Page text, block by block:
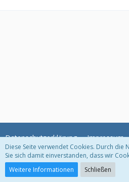
Datenschutzerklärung Impressum
Community-Software:
Diese Seite verwendet Cookies. Durch die
Sie sich damit einverstanden, dass wir
Weitere Informationen
Schließen